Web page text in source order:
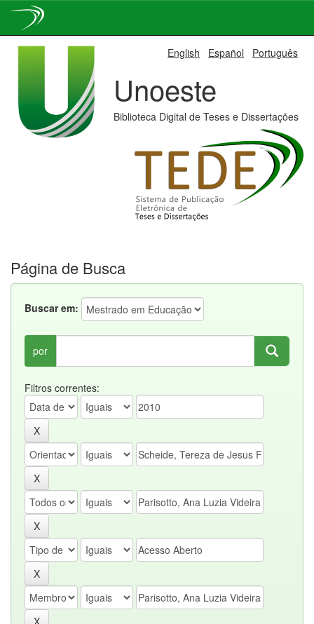
English Español Português
Unoeste
Biblioteca Digital de Teses e Dissertações
Página de Busca
Buscar em:
por
Filtros correntes: